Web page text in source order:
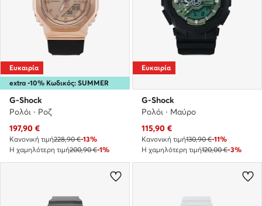
extra -10% Κωδικός: SUMMER
Ευκαιρία
G-Shock
Ρολόι · Ροζ
Τρέχουσα τιμή
197,90 €
Κανονική τιμή228,90 €-13%
Η χαμηλότερη τιμή200,90 €-1%
Ευκαιρία
G-Shock
Ρολόι · Μαύρο
Τρέχουσα τιμή
115,90 €
Κανονική τιμή130,90 €-11%
Η χαμηλότερη τιμή120,00 €-3%